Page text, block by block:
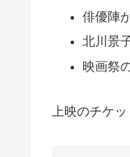
俳優陣
北川景
映画祭
上映のチケッ